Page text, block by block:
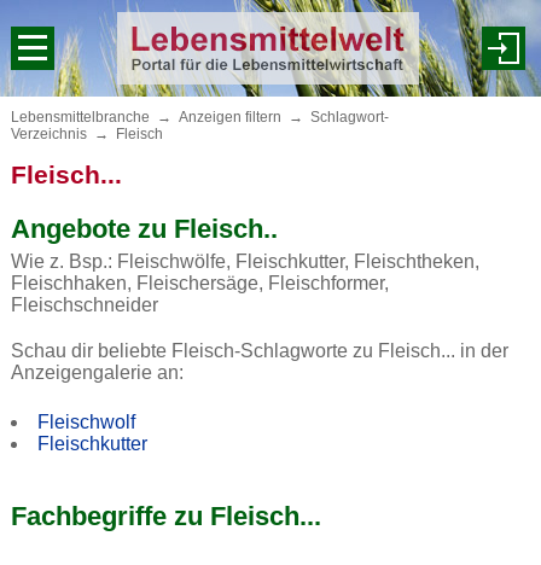
Lebensmittelbranche → Anzeigen filtern → Schlagwort-
Verzeichnis → Fleisch
Fleisch...
Angebote zu Fleisch..
Wie z. Bsp.: Fleischwölfe, Fleischkutter, Fleischtheken,
Fleischhaken, Fleischersäge, Fleischformer,
Fleischschneider
Schau dir beliebte Fleisch-Schlagworte zu Fleisch... in der
Anzeigengalerie an:
Fleischwolf
Fleischkutter
Fachbegriffe zu Fleisch...